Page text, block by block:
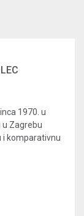
1970. u
u Zagrebu
i komparativnu